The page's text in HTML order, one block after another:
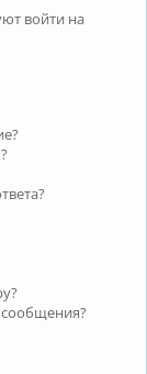
войти на
сообщения?